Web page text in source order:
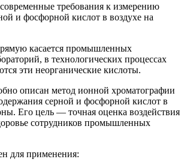
требования к измерению
и фосфорной кислот в воздухе на
касается промышленных
в технологических процессах
эти неорганические кислоты.
описан метод ионной хроматографии
серной и фосфорной кислот в
Его цель — точная оценка воздействия
сотрудников промышленных
для применения: